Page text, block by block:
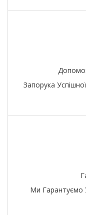
Запорука
Ми Гарантуємо